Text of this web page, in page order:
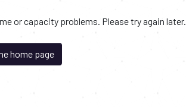
or capacity problems. Please try again later.
home page